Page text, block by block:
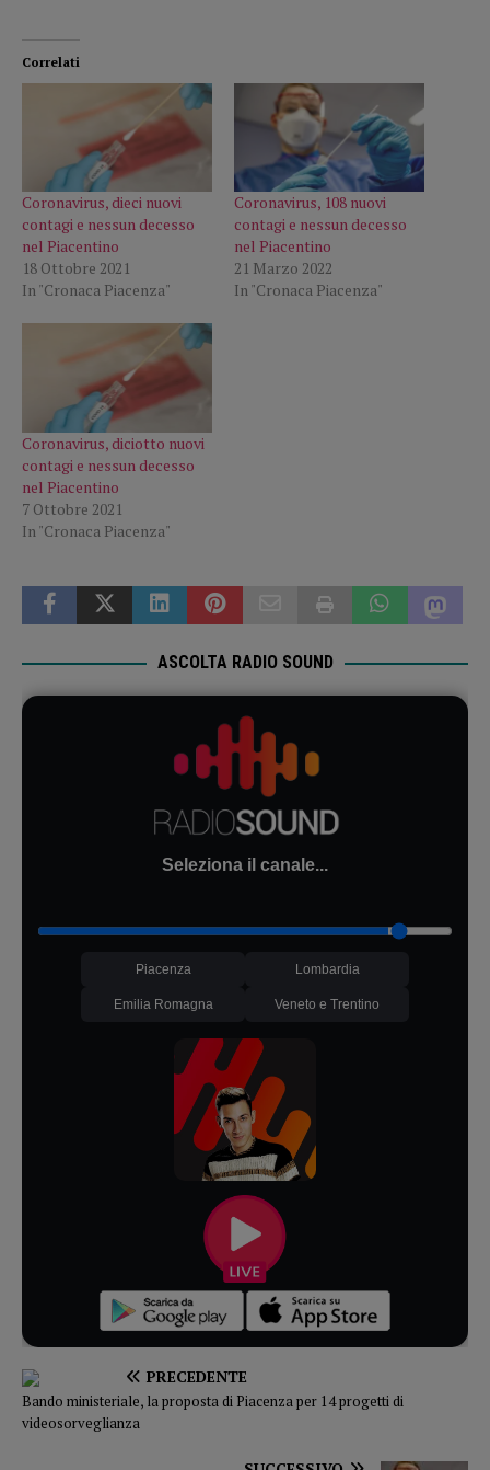
Correlati
Coronavirus, dieci nuovi
contagi e nessun decesso
nel Piacentino
18 Ottobre 2021
In "Cronaca Piacenza"
Coronavirus, 108 nuovi
contagi e nessun decesso
nel Piacentino
21 Marzo 2022
In "Cronaca Piacenza"
Coronavirus, diciotto nuovi
contagi e nessun decesso
nel Piacentino
7 Ottobre 2021
In "Cronaca Piacenza"
ASCOLTA RADIO SOUND
Seleziona il canale...
Piacenza Lombardia
Emilia Romagna Veneto e Trentino
PRECEDENTE
Bando ministeriale, la proposta di Piacenza per 14 progetti di
videosorveglianza